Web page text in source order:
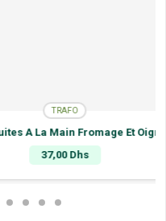
Et Oignon 125G